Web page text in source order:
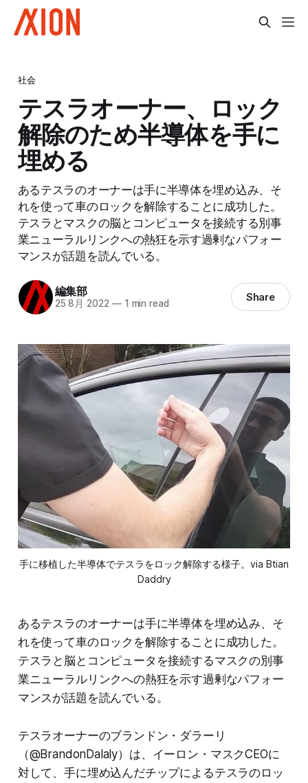
社会
テスラオーナー、ロック
解除のため半導体を手に
埋める
あるテスラのオーナーは手に半導体を埋め込み、そ
れを使って車のロックを解除することに成功した。
テスラとマスクの脳とコンピュータを接続する別事
業ニューラルリンクへの熱狂を示す過剰なパフォー
マンスが話題を読んでいる。
編集部
25 8月 2022 —1 min read Share
手に移植した半導体でテスラをロック解除する様子。via Btian
Daddry
あるテスラのオーナーは手に半導体を埋め込み、そ
れを使って車のロックを解除することに成功した。
テスラと脳とコンピュータを接続するマスクの別事
業ニューラルリンクへの熱狂を示す過剰なパフォー
マンスが話題を読んでいる。
テスラオーナーのブランドン・ダラーリ
（@BrandonDalaly）は、イーロン・マスクCEOに
対して、手に埋め込んだチップによるテスラのロッ